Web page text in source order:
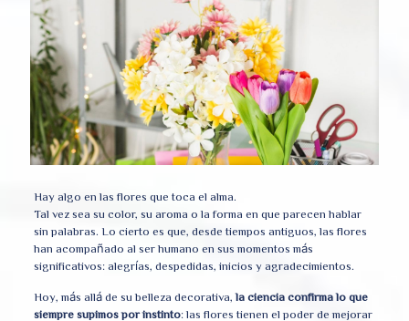
Hay algo en las flores que toca el alma.
Tal vez sea su color, su aroma o la forma en que parecen hablar
sin palabras. Lo cierto es que, desde tiempos antiguos, las flores
han acompañado al ser humano en sus momentos más
significativos: alegrías, despedidas, inicios y agradecimientos.
Hoy, más allá de su belleza decorativa,la ciencia confirma lo que
siempre supimos por instinto: las flores tienen el poder de mejorar